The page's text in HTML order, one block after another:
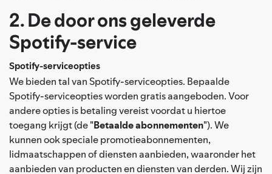
2. De door ons geleverde
Spotify-service
Spotify-serviceopties
We bieden tal van Spotify-serviceopties. Bepaalde
Spotify-serviceopties worden gratis aangeboden. Voor
andere opties is betaling vereist voordat u hiertoe
toegang krijgt (de "Betaalde abonnementen"). We
kunnen ook speciale promotieabonnementen,
lidmaatschappen of diensten aanbieden, waaronder het
aanbieden van producten en diensten van derden. Wij zijn